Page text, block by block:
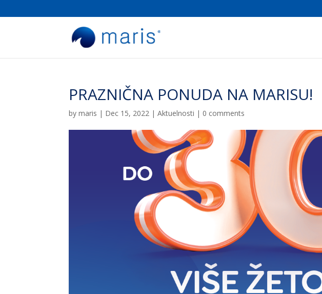
PRAZNIČNA PONUDA NA MARISU!
bymaris | Dec 15, 2022 |Aktuelnosti | 0 comments